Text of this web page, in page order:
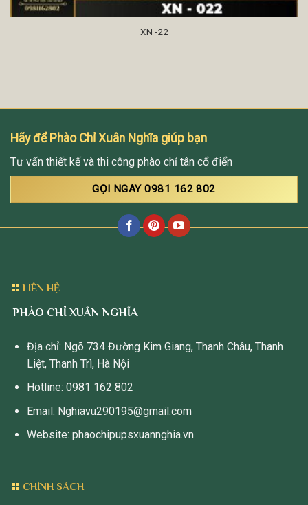
XN -22
Hãy để Phào Chỉ Xuân Nghĩa giúp bạn
Tư vấn thiết kế và thi công phào chỉ tân cổ điển
GỌI NGAY 0981 162 802
LIÊN HỆ
PHÀO CHỈ XUÂN NGHĨA
Địa chỉ: Ngõ 734 Đường Kim Giang, Thanh Châu, Thanh
Liệt, Thanh Trì, Hà Nội
Hotline: 0981 162 802
Email: Nghiavu290195@gmail.com
Website: phaochipupsxuannghia.vn
CHÍNH SÁCH